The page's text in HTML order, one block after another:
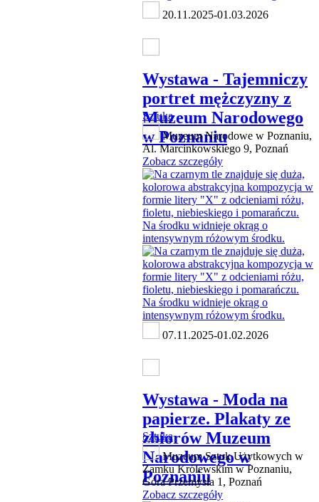
20.11.2025-01.03.2026
Wystawa - Tajemniczy
portret mężczyzny z
Muzeum Narodowego
w Poznaniu
Sztuka
Muzeum Narodowe w Poznaniu,
Al. Marcinkowskiego 9, Poznań
Zobacz szczegóły
07.11.2025-01.02.2026
Wystawa - Moda na
papierze. Plakaty ze
zbiorów Muzeum
Narodowego w
Poznaniu
Sztuka
Muzeum Sztuk Użytkowych w
Zamku Królewskim w Poznaniu,
Góra Przemysła 1, Poznań
Zobacz szczegóły